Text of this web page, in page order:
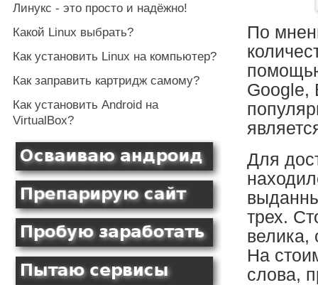
По
Google,
Для
трех.
велика,
На
слова,
Линукс - это просто и надёжно!
Какой Linux выбрать?
Как установить Linux на компьютер?
Как заправить картридж самому?
Как установить Android на
VirtualBox?